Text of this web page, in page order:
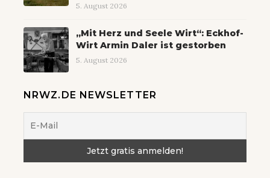
5. August 2026
„Mit Herz und Seele Wirt“: Eckhof-
Wirt Armin Daler ist gestorben
5. August 2026
NRWZ.DE NEWSLETTER